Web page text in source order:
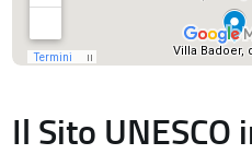
Il Sito UNESCO